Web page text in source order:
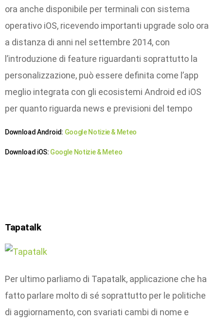
ora anche disponibile per terminali con sistema
operativo iOS, ricevendo importanti upgrade solo ora
a distanza di anni nel settembre 2014, con
l’introduzione di feature riguardanti soprattutto la
personalizzazione, può essere definita come l’app
meglio integrata con gli ecosistemi Android ed iOS
per quanto riguarda news e previsioni del tempo
Download Android: Google Notizie & Meteo
Download iOS: Google Notizie & Meteo
Tapatalk
Per ultimo parliamo di Tapatalk, applicazione che ha
fatto parlare molto di sé soprattutto per le politiche
di aggiornamento, con svariati cambi di nome e